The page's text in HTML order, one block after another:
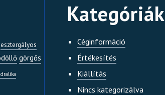
esztergályos
görgős
Kategóriák
Céginformáció
Értékesítés
Kiállítás
Nincs kategorizálva